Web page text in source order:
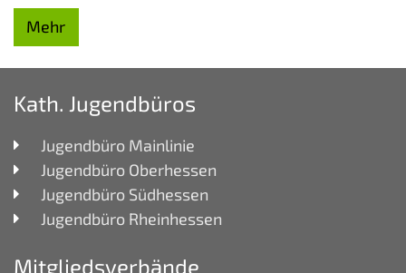
Mehr
Kath. Jugendbüros
Jugendbüro Mainlinie
Jugendbüro Oberhessen
Jugendbüro Südhessen
Jugendbüro Rheinhessen
Mitgliedsverbände